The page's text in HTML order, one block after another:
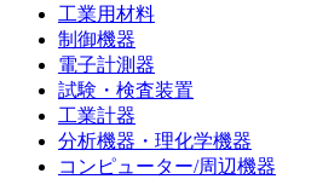
工業用材料
制御機器
電子計測器
試験・検査装置
工業計器
分析機器・理化学機器
コンピューター/周辺機器